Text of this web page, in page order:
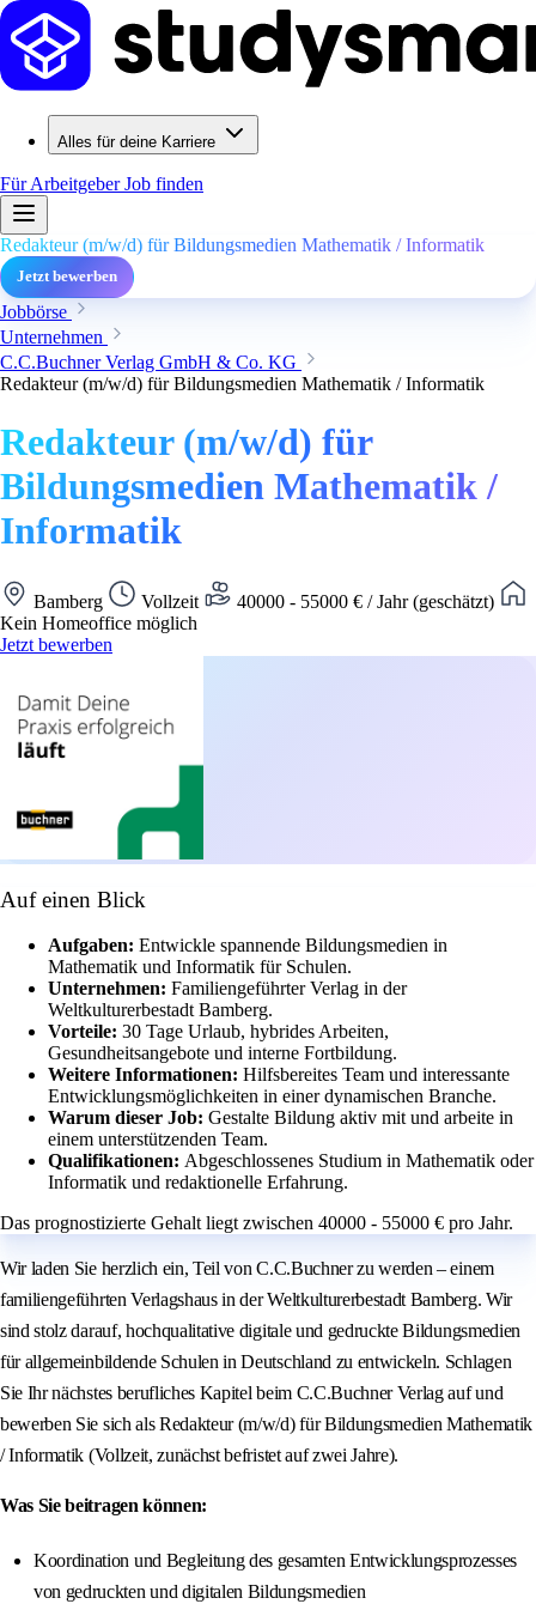
Alles für deine Karriere
Für ArbeitgeberJob finden
Redakteur (m/w/d) für Bildungsmedien Mathematik / Informatik
Jetzt bewerben
Jobbörse
Unternehmen
C.C.Buchner Verlag GmbH & Co. KG
Redakteur (m/w/d) für Bildungsmedien Mathematik / Informatik
Redakteur (m/w/d) für
Bildungsmedien Mathematik /
Informatik
Bamberg Vollzeit
40000 - 55000 € / Jahr (geschätzt)
Kein Homeoffice möglich
Jetzt bewerben
Auf einen Blick
Aufgaben: Entwickle spannende Bildungsmedien in
Mathematik und Informatik für Schulen.
Unternehmen: Familiengeführter Verlag in der
Weltkulturerbestadt Bamberg.
Vorteile: 30 Tage Urlaub, hybrides Arbeiten,
Gesundheitsangebote und interne Fortbildung.
Weitere Informationen: Hilfsbereites Team und interessante
Entwicklungsmöglichkeiten in einer dynamischen Branche.
Warum dieser Job: Gestalte Bildung aktiv mit und arbeite in
einem unterstützenden Team.
Qualifikationen: Abgeschlossenes Studium in Mathematik oder
Informatik und redaktionelle Erfahrung.
Das prognostizierte Gehalt liegt zwischen 40000 - 55000 € pro Jahr.
Wir laden Sie herzlich ein, Teil von C.C.Buchner zu werden – einem
familiengeführten Verlagshaus in der Weltkulturerbestadt Bamberg. Wir
sind stolz darauf, hochqualitative digitale und gedruckte Bildungsmedien
für allgemeinbildende Schulen in Deutschland zu entwickeln. Schlagen
Sie Ihr nächstes berufliches Kapitel beim C.C.Buchner Verlag auf und
bewerben Sie sich als Redakteur (m/w/d) für Bildungsmedien Mathematik
/ Informatik (Vollzeit, zunächst befristet auf zwei Jahre).
Was Sie beitragen können:
Koordination und Begleitung des gesamten Entwicklungsprozesses
von gedruckten und digitalen Bildungsmedien